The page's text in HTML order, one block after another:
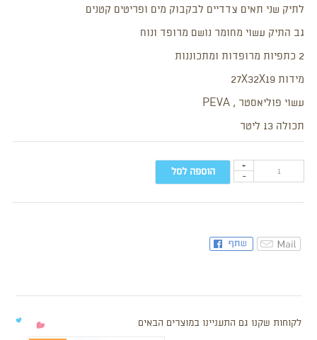
לתיק שני תאים צדדיים לבקבוק מים ופריטים קטנים
גב התיק עשוי מחומר נושם מרופד ונוח
2 כתפיות מרופדות ומתכוננות
מידות 27X32X19
עשוי פוליאסטר , PEVA
תכולה 13 ליטר
-
+ הוספה לסל
לקוחות שקנו גם התעניינו במוצרים הבאים